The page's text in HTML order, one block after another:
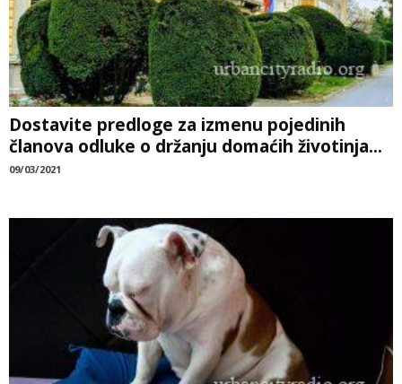
Dostavite predloge za izmenu pojedinih
članova odluke o držanju domaćih životinja...
09/03/2021